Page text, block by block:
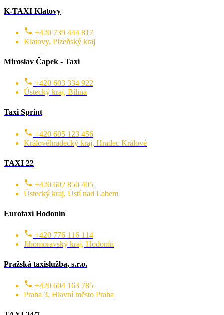
K-TAXI Klatovy
+420 739 444 817
Klatovy, Plzeňský kraj
Miroslav Čapek - Taxi
+420 603 334 922
Ústecký kraj, Bílina
Taxi Sprint
+420 605 123 456
Královéhradecký kraj, Hradec Králové
TAXI 22
+420 602 850 405
Ústecký kraj, Ústí nad Labem
Eurotaxi Hodonín
+420 776 116 114
Jihomoravský kraj, Hodonín
Pražská taxislužba, s.r.o.
+420 604 163 785
Praha 3, Hlavní město Praha